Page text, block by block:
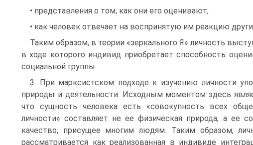
• представления о том, как они его оценивают;
• как человек отвечает на воспринятую им реакцию
Таким образом, в теории «зеркального Я» личность
в ходе которого индивид приобретает способность
социальной группы.
3. При марксистском подходе к изучению личности
природы и деятельности. Исходным моментом здесь
что сущность человека есть «совокупность всех
личности» составляет не ее физическая природа, а ее
качество, присущее многим людям. Таким образом,
рассматривается как реализованная в индивиде